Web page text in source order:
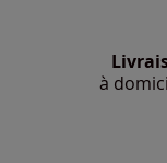
à